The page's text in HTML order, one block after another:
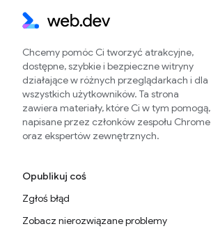
Chcemy pomóc Ci tworzyć atrakcyjne,
dostępne, szybkie i bezpieczne witryny
działające w różnych przeglądarkach i dla
wszystkich użytkowników. Ta strona
zawiera materiały, które Ci w tym pomogą,
napisane przez członków zespołu Chrome
oraz ekspertów zewnętrznych.
Opublikuj coś
Zgłoś błąd
Zobacz nierozwiązane problemy